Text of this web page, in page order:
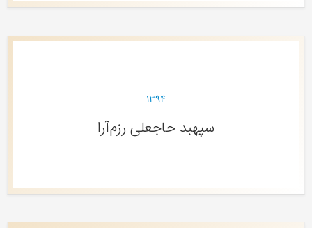
۱۳۹۴
سپهبد حاجعلی رزم‌آرا